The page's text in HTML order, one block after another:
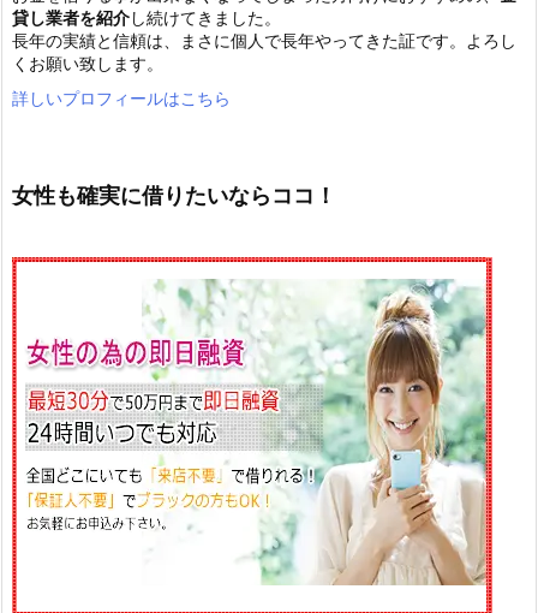
貸し業者を紹介し続けてきました。
長年の実績と信頼は、まさに個人で長年やってきた証です。よろし
くお願い致します。
詳しいプロフィールはこちら
女性も確実に借りたいならココ！